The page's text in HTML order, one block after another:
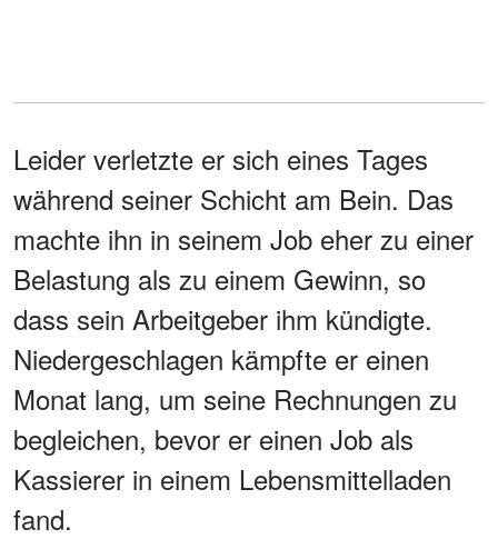
Leider verletzte er sich eines Tages
während seiner Schicht am Bein. Das
machte ihn in seinem Job eher zu einer
Belastung als zu einem Gewinn, so
dass sein Arbeitgeber ihm kündigte.
Niedergeschlagen kämpfte er einen
Monat lang, um seine Rechnungen zu
begleichen, bevor er einen Job als
Kassierer in einem Lebensmittelladen
fand.